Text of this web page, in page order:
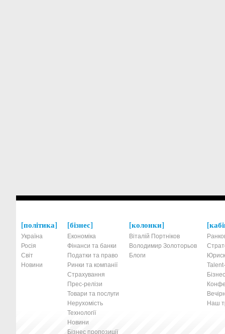
політика
Україна
Росія
Світ
Новини
бізнес
Економіка
Фінанси та банки
Податки та право
Ринки та компанії
Страхування
Прес-релізи
Товари та послуги
Нерухомість
Технології
Новини
Бізнес пропозиції
колонки
Віталій Портніков
Володимир Золоторьов
Блоги
Наш